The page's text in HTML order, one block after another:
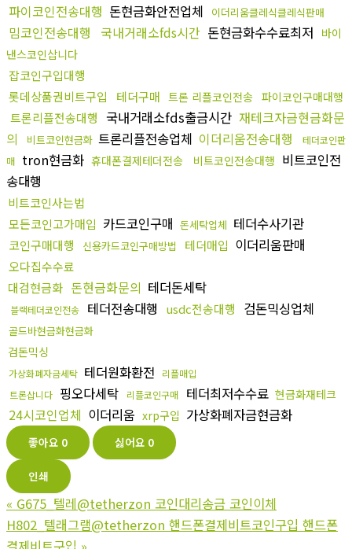
파이코인전송대행 돈현금화안전업체 이더리움클레식클레식판매
밈코인전송대행 국내거래소fds시간 돈현금화수수료최저 바이
낸스코인삽니다
잡코인구입대행
롯데상품권비트구입
테더구매 트론 리플코인전송 파이코인구매대행
트론리플전송대행 국내거래소fds출금시간 재테크자금현금화문
의
비트코인현금화 트론리플전송업체 이더리움전송대행
테더코인판
매 tron현금화 휴대폰결제테더전송 비트코인전송대행 비트코인전
송대행
비트코인사는법
모든코인고가매입 카드코인구매 돈세탁업체 테더수사기관
코인구매대행 신용카드코인구매방법 테더매입 이더리움판매
오다집수수료
대검현금화 돈현금화문의 테더돈세탁
블랙테더코인전송 테더전송대행 usdc전송대행 검돈믹싱업체
골드바현금화현금화
검돈믹싱
가상화폐자금세탁 테더원화환전
리플매입
트론삽니다 핑오다세탁 리플코인구매 테더최저수수료 현금화재테크
24시코인업체 이더리움 xrp구입 가상화폐자금현금화
좋아요 0 싫어요 0
인쇄
« G675_텔레@tetherzon 코인대리송금 코인이체
H802_텔래그램@tetherzon 핸드폰결제비트코인구입 핸드폰